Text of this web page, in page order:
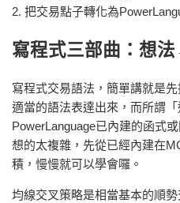
2. 把交易點子轉化為
寫程式三部曲：想
寫程式交易語法，簡單講就是
適當的語法表達出來，而所謂
PowerLanguage已內建的函式
想的太複雜，先從已經內建在
積，慢慢就可以學會囉。
均線交叉策略是相當基本的順